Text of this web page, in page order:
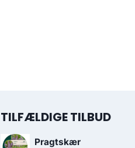
TILFÆLDIGE TILBUD
Pragtskær